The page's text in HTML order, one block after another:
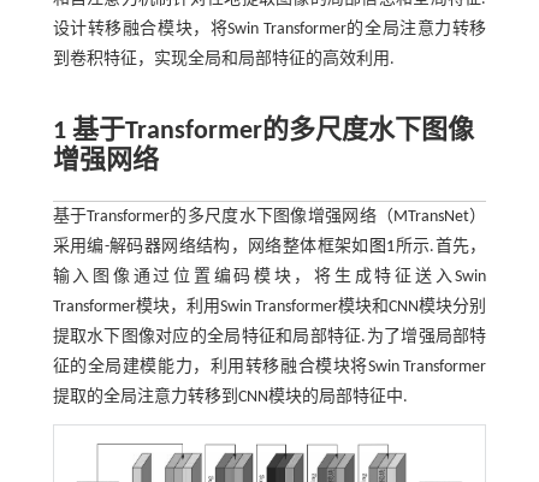
设计转移融合模块，将Swin Transformer的全局注意力转移
到卷积特征，实现全局和局部特征的高效利用.
1 基于Transformer的多尺度水下图像
增强网络
基于Transformer的多尺度水下图像增强网络（MTransNet）
采用编-解码器网络结构，网络整体框架如 图1所示.首先，
输入图像通过位置编码模块，将生成特征送入Swin
Transformer模块，利用Swin Transformer模块和CNN模块分别
提取水下图像对应的全局特征和局部特征.为了增强局部特
征的全局建模能力，利用转移融合模块将Swin Transformer
提取的全局注意力转移到CNN模块的局部特征中.